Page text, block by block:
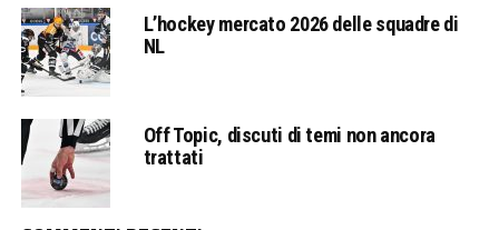
L’hockey mercato 2026 delle squadre di
NL
Off Topic, discuti di temi non ancora
trattati